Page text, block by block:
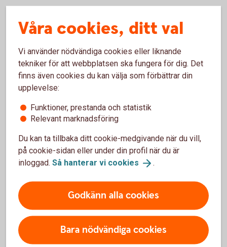
Hyra bostad (pdf)
Inflation (pdf)
Konjunktur (pdf)
Kryptovaluta (pdf)
Våra cookies, ditt val
Vi använder nödvändiga cookies eller liknande
tekniker för att webbplatsen ska fungera för dig. Det
finns även cookies du kan välja som förbättrar din
upplevelse:
Funktioner, prestanda och statistik
Relevant marknadsföring
Du kan ta tillbaka ditt cookie-medgivande när du vill,
på cookie-sidan eller under din profil när du är
inloggad. Så hanterar vi cookies .
Godkänn alla cookies
Bara nödvändiga cookies